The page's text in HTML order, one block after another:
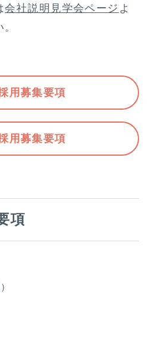
会社説明見学会ページ よ
用募集要項
用募集要項
項